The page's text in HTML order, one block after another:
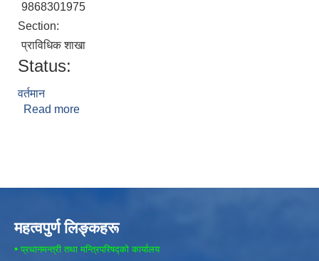
9868301975
Section:
प्राविधिक शाखा
Status:
वर्तमान
Read more
महत्वपुर्ण लिङ्कहरू
• प्रधानमन्त्री तथा मन्त्रिपरिषद्को कार्यालय